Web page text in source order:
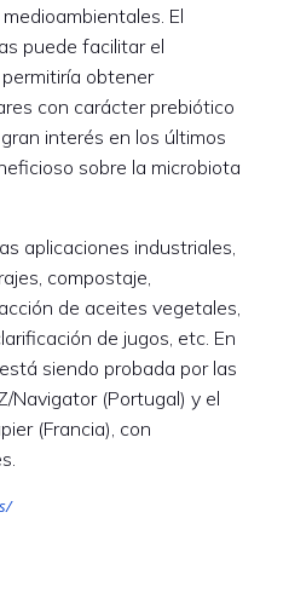
El
puede facilitar el
obtener
con carácter prebiótico
interés en los últimos
sobre la microbiota
aplicaciones industriales,
compostaje,
de aceites vegetales,
de jugos, etc. En
siendo probada por las
Navigator (Portugal) y el
(Francia), con